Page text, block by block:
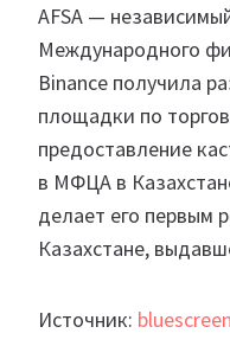
AFSA —
Международного
Binance получила
площадки по
предоставление
в МФЦА в
делает его первым
Казахстане,
Источник: